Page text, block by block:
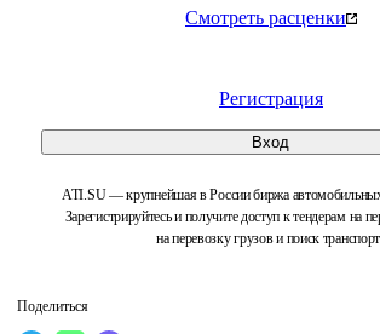
Смотреть расценки
Регистрация
Вход
ATI.SU — крупнейшая в России биржа автомобильных
Зарегистрируйтесь и получите доступ к тендерам на
на перевозку грузов и поиск
Поделиться